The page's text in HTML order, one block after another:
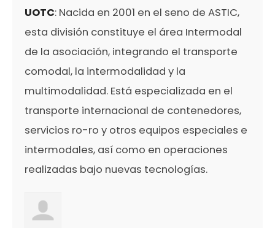
UOTC: Nacida en 2001 en el seno de ASTIC,
esta división constituye el área Intermodal
de la asociación, integrando el transporte
comodal, la intermodalidad y la
multimodalidad. Está especializada en el
transporte internacional de contenedores,
servicios ro-ro y otros equipos especiales e
intermodales, así como en operaciones
realizadas bajo nuevas tecnologías.